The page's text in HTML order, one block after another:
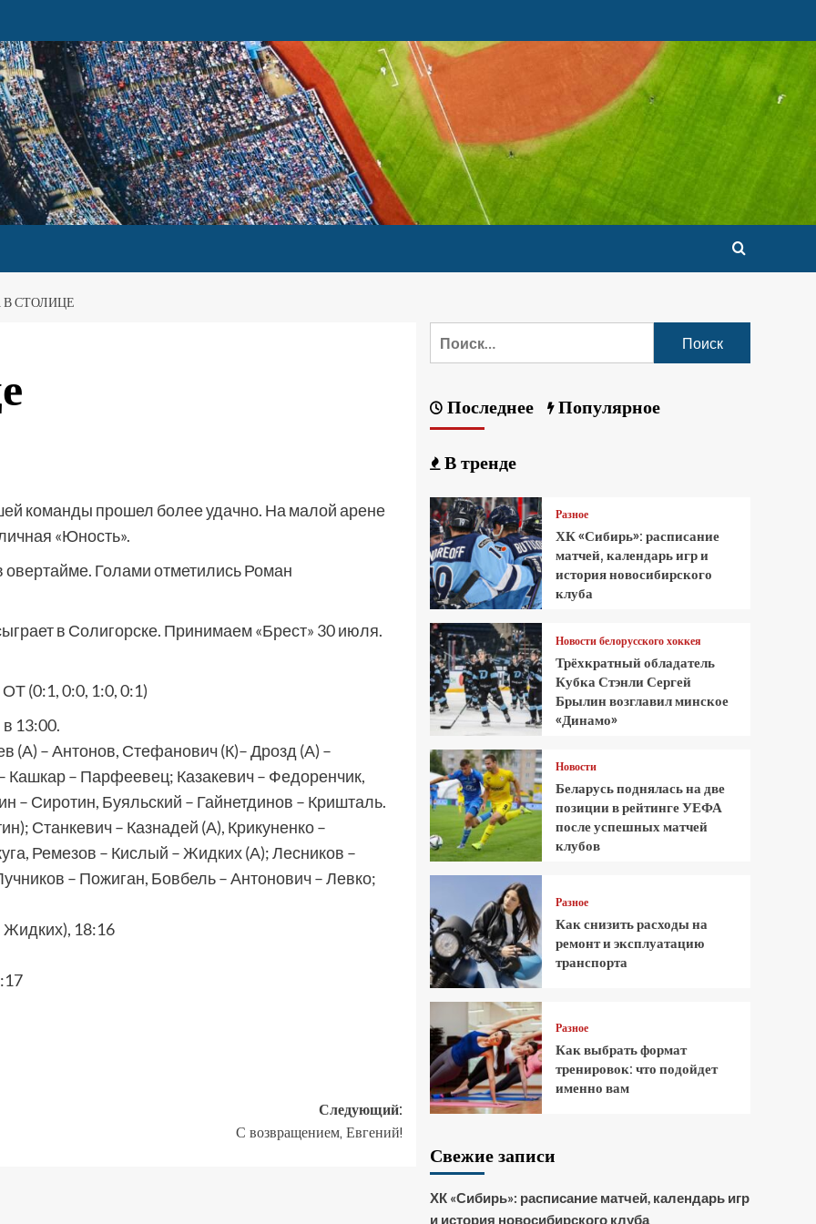
СТОЛИЦЕ
команды прошел более удачно. На малой арене
«Юность».
овертайме. Голами отметились Роман
в Солигорске. Принимаем «Брест» 30 июля.
(0:1, 0:0, 1:0, 0:1)
13:00.
– Антонов, Стефанович (К)– Дрозд (А) –
– Парфеевец; Казакевич – Федоренчик,
– Сиротин, Буяльский – Гайнетдинов – Кришталь.
– Казнадей (А), Крикуненко –
Ремезов – Кислый – Жидких (А); Лесников –
– Пожиган, Бовбель – Антонович – Левко;
18:16
Следующий:
С возвращением, Евгений!
Последнее Популярное
В тренде
Разное
ХК «Сибирь»: расписание
матчей, календарь игр и
история новосибирского
клуба
Новости белорусского хоккея
Трёхкратный обладатель
Кубка Стэнли Сергей
Брылин возглавил минское
«Динамо»
Новости
Беларусь поднялась на две
позиции в рейтинге УЕФА
после успешных матчей
клубов
Разное
Как снизить расходы на
ремонт и эксплуатацию
транспорта
Разное
Как выбрать формат
тренировок: что подойдет
именно вам
Свежие записи
ХК «Сибирь»: расписание матчей, календарь игр
и история новосибирского клуба